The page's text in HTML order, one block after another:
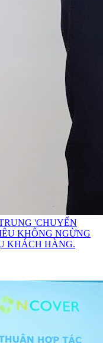
'CHUYỂN
KHÔNG NGỪNG
KHÁCH HÀNG.